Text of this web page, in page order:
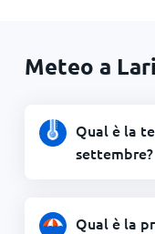
Meteo a
Qual è la
settembre?
Qual è la